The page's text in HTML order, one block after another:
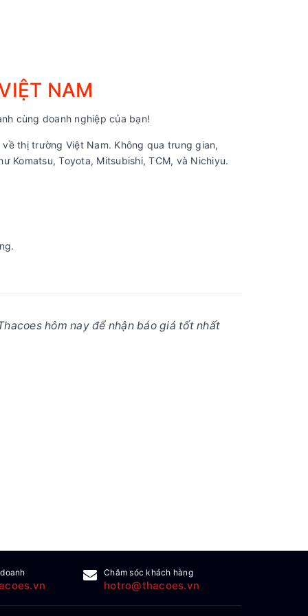
NAM
cùng doanh nghiệp của bạn!
về thị trường Việt Nam. Không qua trung gian,
Komatsu, Toyota, Mitsubishi, TCM, và Nichiyu.
hôm nay để nhận báo giá tốt nhất
Chăm sóc khách hàng
hotro@thacoes.vn